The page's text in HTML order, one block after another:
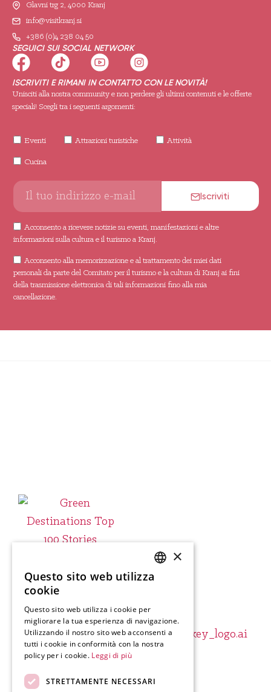
Glavni trg 2, 4000 Kranj
info@visitkranj.si
+386 (0)4 238 04 50
SEGUICI SUI SOCIAL NETWORK
ISCRIVITI E RIMANI IN CONTATTO CON LE NOVITÀ!
Unisciti alla nostra community e non perdere gli ultimi contenuti e le offerte
speciali! Scegli tra i seguenti argomenti:
Eventi Attrazioni turistiche Attività
Cucina
Acconsento a ricevere notizie su eventi, manifestazioni e altre
informazioni sulla cultura e il turismo a Kranj.
Acconsento alla memorizzazione e al trattamento dei miei dati
personali da parte del Comitato per il turismo e la cultura di Kranj ai fini
della trasmissione elettronica di tali informazioni fino alla mia
cancellazione.
Iscriviti
SLOVENIAN
GERMAN
ITALIAN
×
Questo sito web utilizza
cookie
Questo sito web utilizza i cookie per
migliorare la tua esperienza di navigazione.
Utilizzando il nostro sito web acconsenti a
tutti i cookie in conformità con la nostra
policy per i cookie. Leggi di più
STRETTAMENTE NECESSARI